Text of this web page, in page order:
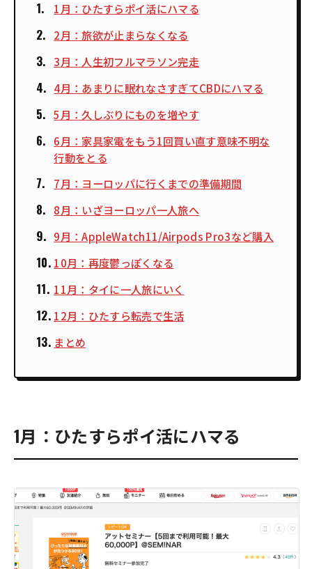
1月：ひたすらポイ活にハマる
2月：旅欲が止まらなくなる
3月：人生初フルマラソン完走
4月：あまりに眠れなさすぎてCBDにハマる
5月：久しぶりにものを増やす
6月：家具家電をもう1回買い直す意味不明な
行動をとる
7月：ヨーロッパに行くまでの準備期間
8月：いざヨーロッパ一人旅へ
9月：AppleWatch11/Airpods Pro3など購入
10月：再度鬱っぽくなる
11月：タイに一人旅にいく
12月：ひたすら転売で生活
まとめ
1月：ひたすらポイ活にハマる